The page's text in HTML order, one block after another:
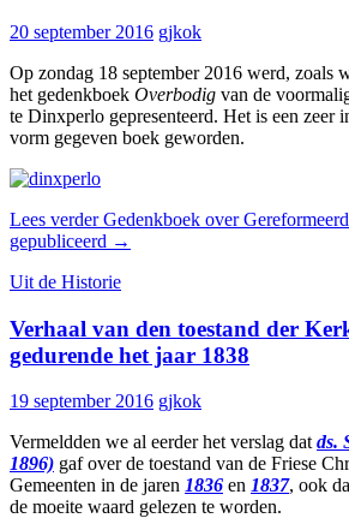
20 september 2016 gjkok
Op zondag 18 september 2016 werd, zoals
het gedenkboek Overbodig van de
te Dinxperlo gepresenteerd. Het is een zeer
vorm gegeven boek geworden.
Lees verderGedenkboek over
gepubliceerd →
Uit de Historie
Verhaal van den toestand der
gedurende het jaar 1838
19 september 2016 gjkok
Vermeldden we al eerder het verslag dat ds.
1896) gaf over de toestand van de Friese
Gemeenten in de jaren 1836 en 1837, ook
de moeite waard gelezen te worden.